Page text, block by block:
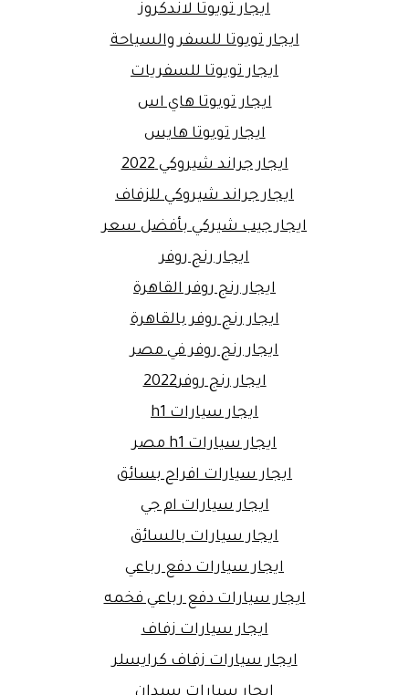
ايجار تويوتا لاندكروز
ايجار تويوتا للسفر والسياحة
ايجار تويوتا للسفريات
ايجار تويوتا هاي اس
ايجار تويوتا هايس
ايجار جراند شيروكي 2022
ايجار جراند شيروكي للزفاف
ايجار جيب شيركي بأفضل سعر
ايجار رنج روفر
ايجار رنج روفر القاهرة
ايجار رنج روفر بالقاهرة
ايجار رنج روفر في مصر
ايجار رنج روفر2022
ايجار سيارات h1
ايجار سيارات h1 مصر
ايجار سيارات افراح بسائق
ايجار سيارات ام جي
ايجار سيارات بالسائق
ايجار سيارات دفع رباعي
ايجار سيارات دفع رباعي فخمه
ايجار سيارات زفاف
ايجار سيارات زفاف كرايسلر